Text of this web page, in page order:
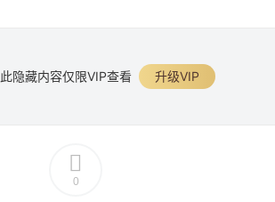
此隐藏内容仅限VIP查看 升级VIP
0